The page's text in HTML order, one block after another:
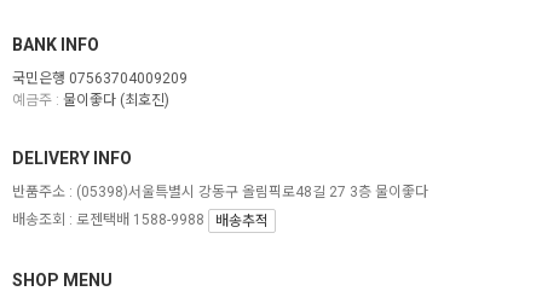
BANK INFO
국민은행 07563704009209
예금주 : 물이좋다 (최호진)
SHOP MENU
DELIVERY INFO
반품주소 : (05398)서울특별시 강동구 올림픽로48길 27 3층 물이좋다
배송조회 : 로젠택배 1588-9988
배송추적